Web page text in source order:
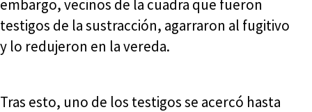
embargo, vecinos de la cuadra que fueron
testigos de la sustracción, agarraron al fugitivo
y lo redujeron en la vereda.
Tras esto, uno de los testigos se acercó hasta